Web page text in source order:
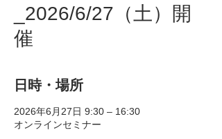
_2026/6/27（土）開
催
日時・場所
2026年6月27日 9:30 – 16:30
オンラインセミナー